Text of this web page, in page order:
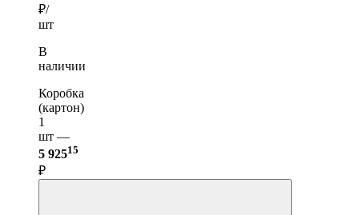
₽/
шт
В
наличии
Коробка
(картон)
1
шт —
5 92515
₽